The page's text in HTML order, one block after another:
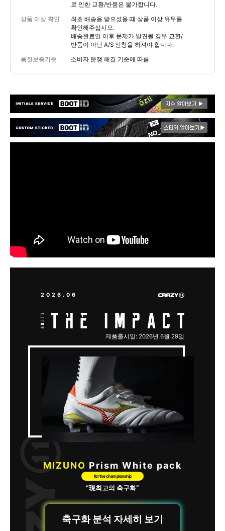
로 인한 교환/반품은 불가합니다.
상품 이상 확인
최초 배송을 받으셨을 때 상품 이상 유무를
확인해주십시오.
배송완료일 이후 문제가 발견될 경우 교환/
반품이 아닌 A/S 신청을 하셔야 합니다.
품질보증기준 소비자 분쟁 해결 기준에 따름
2026.06
제품출시일: 2026년 6월 29일
MIZUNO Prism White pack
for the championship
“現최고의 축구화”
축구화 분석 자세히 보기